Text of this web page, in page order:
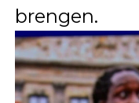
brengen.